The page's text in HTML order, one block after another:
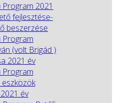
2021
fejlesztése-
beszerzése
Program
(volt Brigád )
2021 év
Program
eszközök
év